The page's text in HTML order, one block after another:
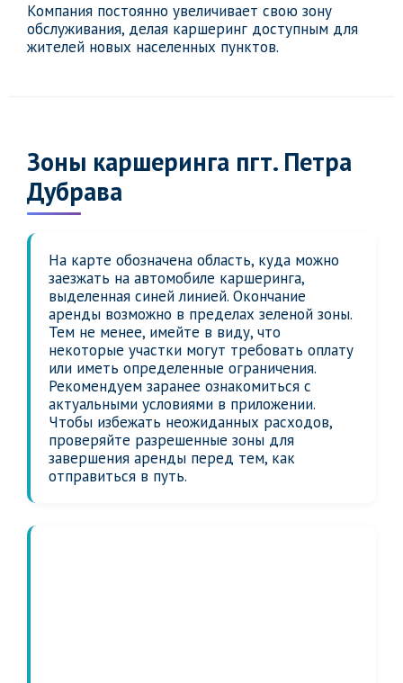
Компания постоянно увеличивает свою зону
обслуживания, делая каршеринг доступным для
жителей новых населенных пунктов.
Зоны каршеринга пгт. Петра
Дубрава
На карте обозначена область, куда можно
заезжать на автомобиле каршеринга,
выделенная синей линией. Окончание
аренды возможно в пределах зеленой зоны.
Тем не менее, имейте в виду, что
некоторые участки могут требовать оплату
или иметь определенные ограничения.
Рекомендуем заранее ознакомиться с
актуальными условиями в приложении.
Чтобы избежать неожиданных расходов,
проверяйте разрешенные зоны для
завершения аренды перед тем, как
отправиться в путь.